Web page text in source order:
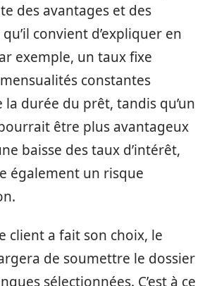
des avantages et des
convient d’expliquer en
exemple, un taux fixe
constantes
durée du prêt, tandis qu’un
être plus avantageux
baisse des taux d’intérêt,
également un risque
client a fait son choix, le
de soumettre le dossier
sélectionnées. C’est à ce